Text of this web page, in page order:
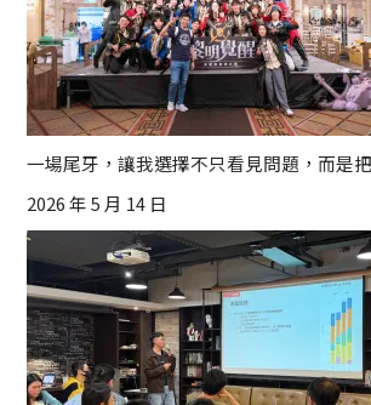
一場尾牙，讓我選擇不只看見問題，而是
2026 年 5 月 14 日